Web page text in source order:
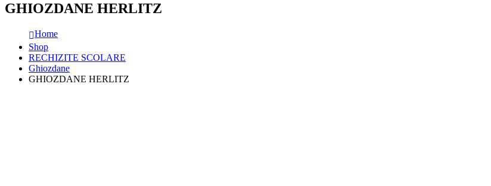
GHIOZDANE HERLITZ
Home
Shop
RECHIZITE SCOLARE
Ghiozdane
GHIOZDANE HERLITZ